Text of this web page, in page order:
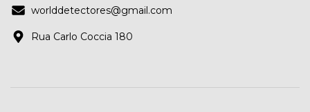
worlddetectores@gmail.com
Rua Carlo Coccia 180